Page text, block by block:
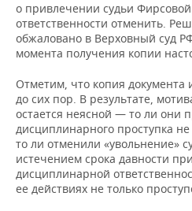
о привлечении судьи
ответственности отменить.
обжаловано в Верховный суд
момента получения копии
Отметим, что копия документа
до сих пор. В результате,
остается неясной — то ли они
дисциплинарного проступка
то ли отменили «увольнение»
истечением срока давности
дисциплинарной
ее действиях не только